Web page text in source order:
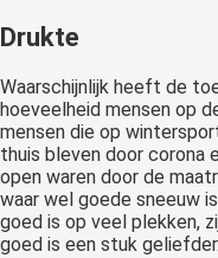
Drukte
Waarschijnlijk heeft de
hoeveelheid mensen op
mensen die op
thuis bleven door corona
open waren door de
waar wel goede sneeuw
goed is op veel plekken,
goed is een stuk geliefder.